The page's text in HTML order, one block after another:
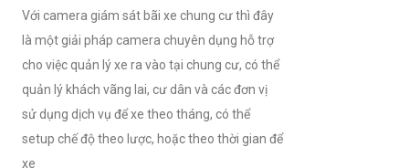
Với camera giám sát bãi xe chung cư thì đây
là một giải pháp camera chuyên dụng hỗ trợ
cho việc quản lý xe ra vào tại chung cư, có thể
quản lý khách vãng lai, cư dân và các đơn vị
sử dụng dịch vụ để xe theo tháng, có thể
setup chế độ theo lược, hoặc theo thời gian để
xe